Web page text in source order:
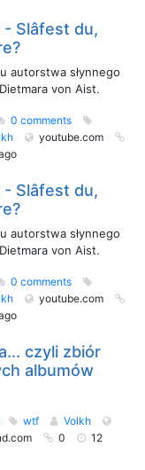
- Slâfest du,
autorstwa słynnego
von Aist.
0 comments
youtube.com
- Slâfest du,
autorstwa słynnego
von Aist.
0 comments
youtube.com
czyli zbiór
albumów
wtf
Volkh
0
12